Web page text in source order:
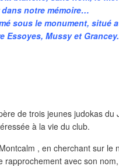
notre mémoire…
sous le monument, situé
Essoyes, Mussy et Grancey.
de trois jeunes judokas du
à la vie du club.
, en cherchant sur le
rapprochement avec son